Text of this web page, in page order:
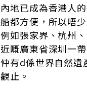
內地已成為香港人
船都方便，所以唔
例如張家界、杭州
近嘅廣東省深圳一
仲有d係世界自然遺
觀止。